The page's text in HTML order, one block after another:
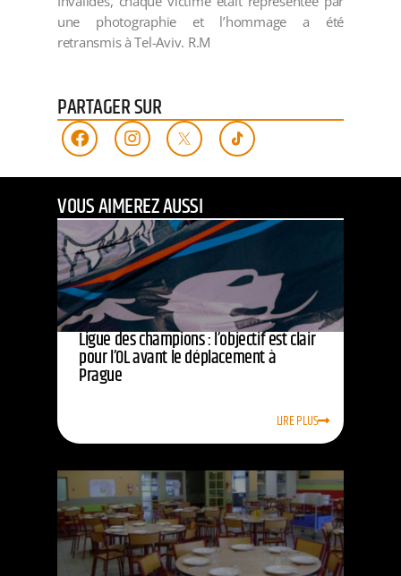
une photographie et l’hommage a été
retransmis à Tel-Aviv. R.M
PARTAGER SUR
VOUS AIMEREZ AUSSI
Ligue des champions : l’objectif est clair
pour l’OL avant le déplacement à
Prague
LIRE PLUS